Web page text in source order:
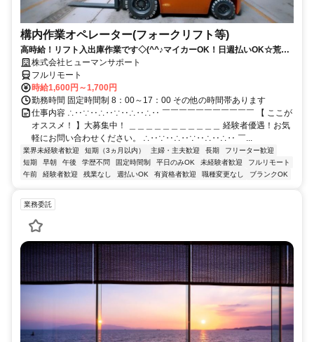
構内作業オペレーター(フォークリフト等)
高時給！リフト入出庫作業です◇(^^♪マイカーOK！日週払いOK☆荒本
駅★【シゴト№0619】
株式会社ヒューマンサポート
フルリモート
時給1,600円～1,700円
勤務時間 固定時間制 8：00～17：00 その他の時間帯あります
仕事内容 ∴‥∵‥∴‥∵‥∴‥∴‥ ￣￣￣￣￣￣￣￣￣￣￣ 【 ここが
オススメ！ 】大募集中！ ＿＿＿＿＿＿＿＿＿＿＿ 経験者優遇！お気
軽にお問い合わせください。 ∴‥∵‥∴‥∵‥∴‥∴‥ ￣...
業界未経験者歓迎 短期（3ヵ月以内） 主婦・主夫歓迎 長期
フリーター歓迎
短期
早朝 午後 学歴不問 固定時間制 平日のみOK 未経験者歓迎
フルリモート
午前
経験者歓迎 残業なし 週払いOK 有資格者歓迎 職種変更なし ブランクOK
業務委託